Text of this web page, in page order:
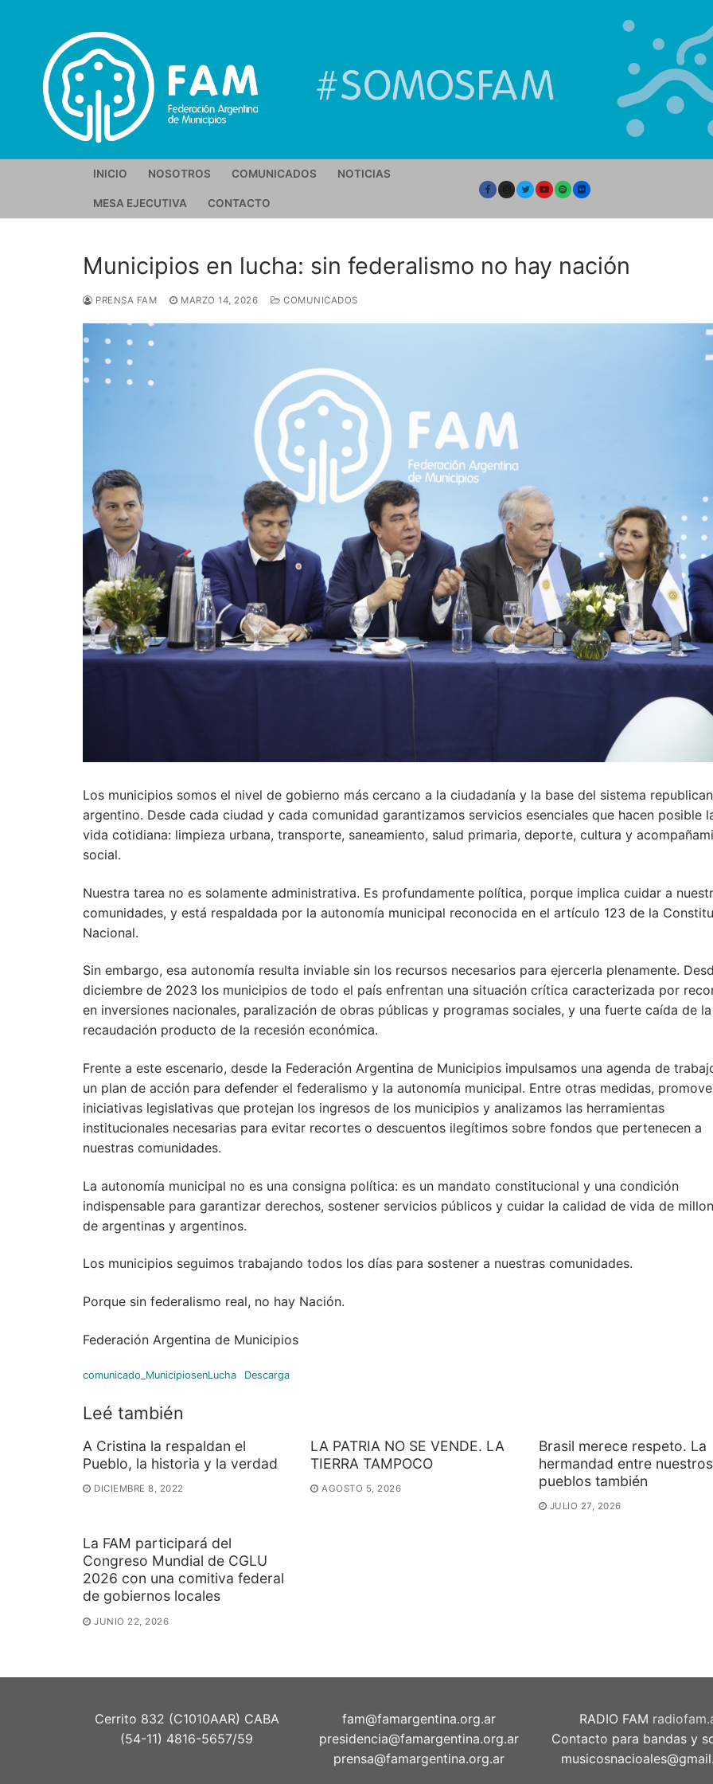
contenido
INICIO NOSOTROS COMUNICADOS NOTICIAS
MESA EJECUTIVA CONTACTO
Municipios en lucha: sin federalismo no hay nación
PRENSA FAM MARZO 14, 2026 COMUNICADOS
Los municipios somos el nivel de gobierno más cercano a la ciudadanía y la base del sistema
argentino. Desde cada ciudad y cada comunidad garantizamos servicios esenciales que hacen posible
vida cotidiana: limpieza urbana, transporte, saneamiento, salud primaria, deporte, cultura y
social.
Nuestra tarea no es solamente administrativa. Es profundamente política, porque implica cuidar a
comunidades, y está respaldada por la autonomía municipal reconocida en el artículo 123 de la
Nacional.
Sin embargo, esa autonomía resulta inviable sin los recursos necesarios para ejercerla plenamente.
diciembre de 2023 los municipios de todo el país enfrentan una situación crítica caracterizada por
en inversiones nacionales, paralización de obras públicas y programas sociales, y una fuerte caída de la
recaudación producto de la recesión económica.
Frente a este escenario, desde la Federación Argentina de Municipios impulsamos una agenda de
un plan de acción para defender el federalismo y la autonomía municipal. Entre otras medidas,
iniciativas legislativas que protejan los ingresos de los municipios y analizamos las herramientas
institucionales necesarias para evitar recortes o descuentos ilegítimos sobre fondos que pertenecen a
nuestras comunidades.
La autonomía municipal no es una consigna política: es un mandato constitucional y una condición
indispensable para garantizar derechos, sostener servicios públicos y cuidar la calidad de vida de
de argentinas y argentinos.
Los municipios seguimos trabajando todos los días para sostener a nuestras comunidades.
Porque sin federalismo real, no hay Nación.
Federación Argentina de Municipios
comunicado_MunicipiosenLucha Descarga
Leé también
A Cristina la respaldan el
Pueblo, la historia y la verdad
DICIEMBRE 8, 2022
LA PATRIA NO SE VENDE. LA
TIERRA TAMPOCO
AGOSTO 5, 2026
Brasil merece respeto. La
hermandad entre nuestros
pueblos también
JULIO 27, 2026
La FAM participará del
Congreso Mundial de CGLU
2026 con una comitiva federal
de gobiernos locales
JUNIO 22, 2026
Cerrito 832 (C1010AAR) CABA
(54-11) 4816-5657/59
fam@famargentina.org.ar
presidencia@famargentina.org.ar
prensa@famargentina.org.ar
RADIO FAM
Contacto para bandas y